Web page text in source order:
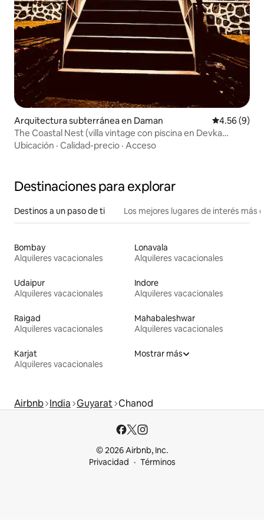
Arquitectura subterránea en Daman Calificación
4.56 (9)
The Coastal Nest (villa vintage con piscina en Devka
Beach)
Ubicación · Calidad-precio · Acceso
Destinaciones para explorar
Destinos a un paso de ti Los mejores lugares de interés más
Bombay
Alquileres vacacionales
Lonavala
Alquileres vacacionales
Udaipur
Alquileres vacacionales
Indore
Alquileres vacacionales
Raigad
Alquileres vacacionales
Mahabaleshwar
Alquileres vacacionales
Karjat
Alquileres vacacionales
Mostrar más
Airbnb India Guyarat Chanod
© 2026 Airbnb, Inc.
Privacidad
Términos